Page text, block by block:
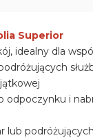
Superior
idealny dla
odpoczynku i
lub